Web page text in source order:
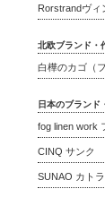
Rorstrandヴィ
北欧ブランド・
白樺のカゴ（
日本のブランド
fog linen work
CINQ サンク
SUNAO カト